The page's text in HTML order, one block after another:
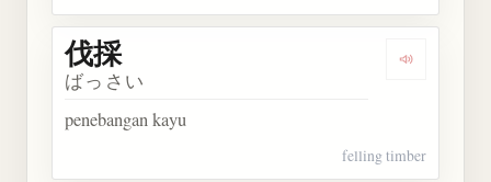
Dengarkan
伐採
ばっさい
penebangan kayu
felling timber